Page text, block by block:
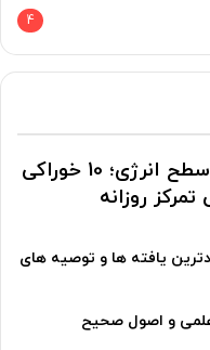
4
غذاهای طبیعی افزایش دهنده سطح انرژی؛ 10 خوراکی
روزانه
یافته ها و توصیه های
علمی و اصول صحیح